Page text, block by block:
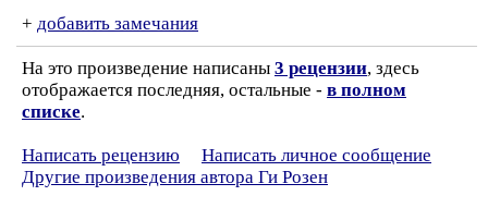
+ добавить замечания
На это произведение написаны 3 рецензии, здесь
отображается последняя, остальные - в полном
списке.
Написать рецензию
Написать личное сообщение
Другие произведения автора Ги Розен